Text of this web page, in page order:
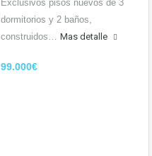
Exclusivos pisos nuevos de 3
dormitorios y 2 baños,
construidos… Mas detalle
99.000€